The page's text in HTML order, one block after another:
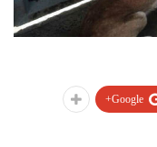
Google+